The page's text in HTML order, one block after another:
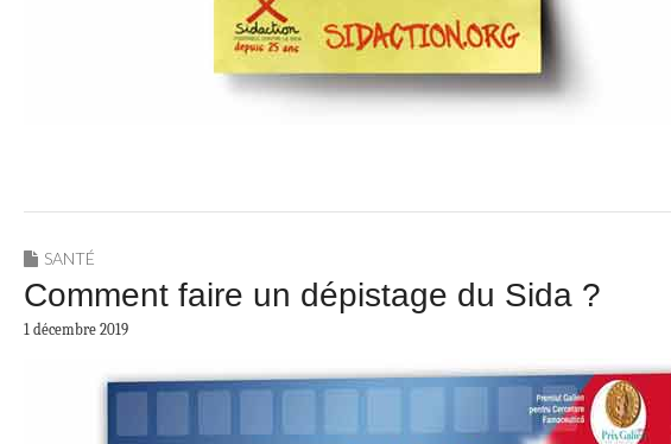
SANTÉ
Comment faire un dépistage du Sida ?
1 décembre 2019